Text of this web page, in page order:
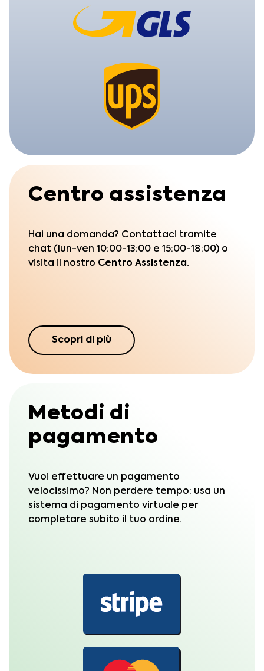
Centro assistenza
Hai una domanda? Contattaci tramite
chat (lun-ven 10:00-13:00 e 15:00-18:00) o
visita il nostro Centro Assistenza.
Scopri di più
Metodi di
pagamento
Vuoi effettuare un pagamento
velocissimo? Non perdere tempo: usa un
sistema di pagamento virtuale per
completare subito il tuo ordine.